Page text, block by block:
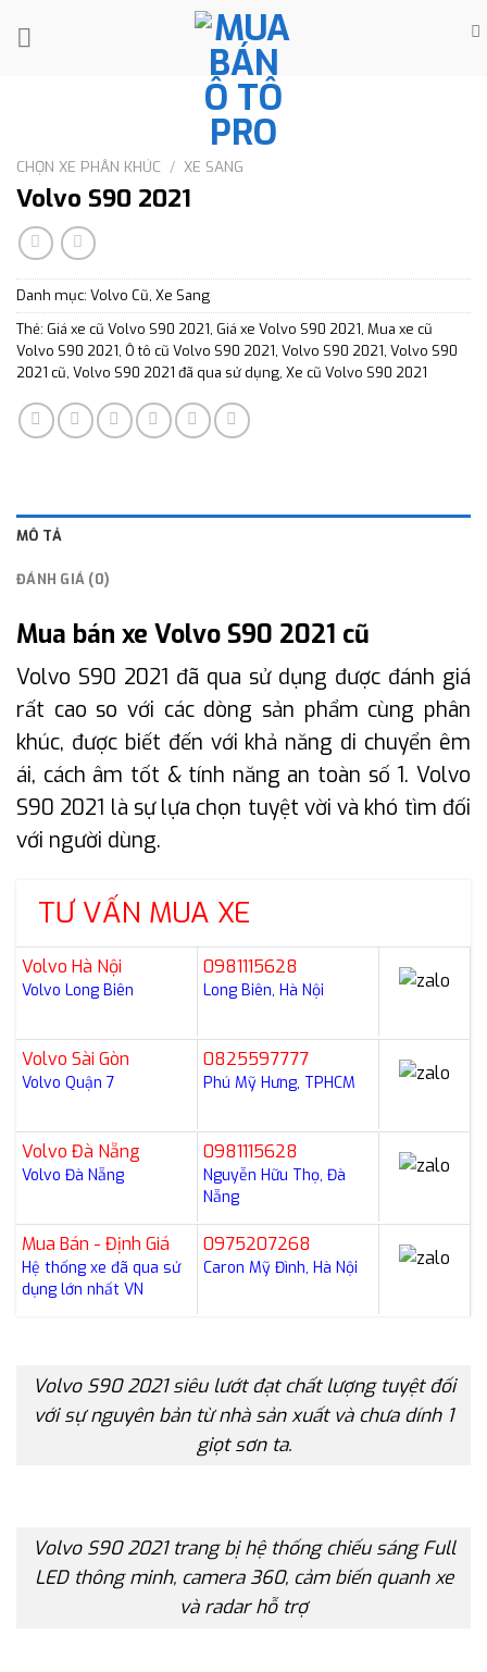
CHỌN XE PHÂN KHÚC / XE SANG
Volvo S90 2021
Danh mục: Volvo Cũ, Xe Sang
Thẻ: Giá xe cũ Volvo S90 2021, Giá xe Volvo S90 2021, Mua xe cũ
Volvo S90 2021, Ô tô cũ Volvo S90 2021, Volvo S90 2021, Volvo S90
2021 cũ, Volvo S90 2021 đã qua sử dụng, Xe cũ Volvo S90 2021
MÔ TẢ
ĐÁNH GIÁ (0)
Mua bán xe Volvo S90 2021 cũ
Volvo S90 2021 đã qua sử dụng được đánh giá
rất cao so với các dòng sản phẩm cùng phân
khúc, được biết đến với khả năng di chuyển êm
ái, cách âm tốt & tính năng an toàn số 1. Volvo
S90 2021 là sự lựa chọn tuyệt vời và khó tìm đối
với người dùng.
TƯ VẤN MUA XE
Volvo Hà Nội
Volvo Long Biên
0981115628
Long Biên, Hà Nội
Volvo Sài Gòn
Volvo Quận 7
0825597777
Phú Mỹ Hưng, TPHCM
Volvo Đà Nẵng
Volvo Đà Nẵng
0981115628
Nguyễn Hữu Thọ, Đà
Nẵng
Mua Bán - Định Giá
Hệ thống xe đã qua sử
dụng lớn nhất VN
0975207268
Caron Mỹ Đình, Hà Nội
Volvo S90 2021 siêu lướt đạt chất lượng tuyệt đối
với sự nguyên bản từ nhà sản xuất và chưa dính 1
giọt sơn ta.
Volvo S90 2021 trang bị hệ thống chiếu sáng Full
LED thông minh, camera 360, cảm biến quanh xe
và radar hỗ trợ